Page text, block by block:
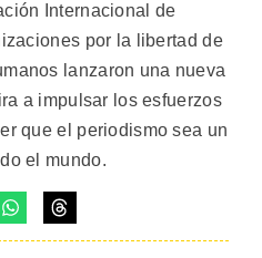
Internacional de
por la libertad de
lanzaron una nueva
a impulsar los esfuerzos
que el periodismo sea un
el mundo.